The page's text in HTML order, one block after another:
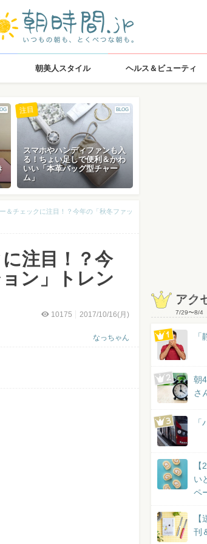
朝美人スタイル ヘルス＆ビューティ
BLOG
スマホやハンディファンも入
る！ちょい足しで便利＆かわ
いい「本革バッグ型チャー
ム」
注目
＆チェックに注目！？今年の「秋冬ファッ
注目！？今
ン」トレン
10175 2017/10/16(月)
なっちゃん
アク
7/29〜8/4
朝
さ
い
ペ
刊